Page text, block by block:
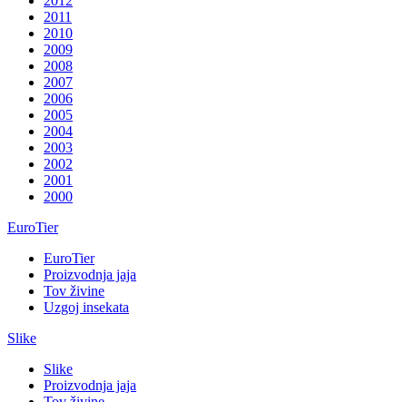
2011
2010
2009
2008
2007
2006
2005
2004
2003
2002
2001
2000
EuroTier
EuroTier
Proizvodnja jaja
Tov živine
Uzgoj insekata
Slike
Slike
Proizvodnja jaja